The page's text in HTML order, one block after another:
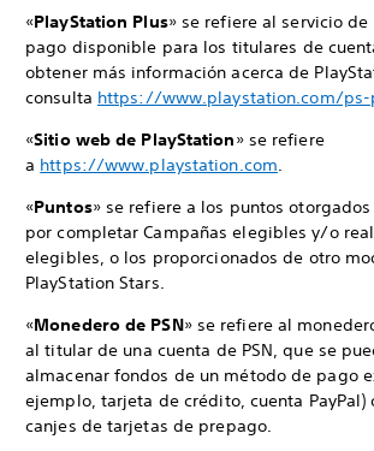
«PlayStation Plus» se refiere al servicio
pago disponible para los titulares de
obtener más información acerca de
consulta https://www.playstation.com/
«Sitio web de PlayStation» se refiere
a https://www.playstation.com.
«Puntos» se refiere a los puntos
por completar Campañas elegibles y/o
elegibles, o los proporcionados de otro
PlayStation Stars.
«Monedero de PSN» se refiere al
al titular de una cuenta de PSN, que se
almacenar fondos de un método de pago
ejemplo, tarjeta de crédito, cuenta PayPal)
canjes de tarjetas de prepago.